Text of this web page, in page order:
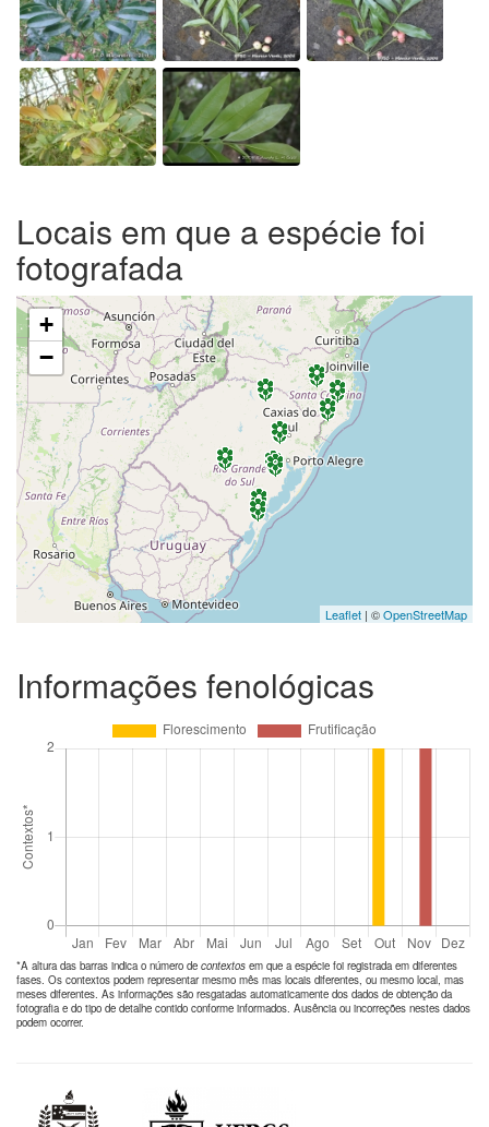
Locais em que a espécie foi
fotografada
+
−
Leaflet | ©OpenStreetMap
Informações fenológicas
*A altura das barras indica o número de contextos em que a espécie foi registrada em diferentes
fases. Os contextos podem representar mesmo mês mas locais diferentes, ou mesmo local, mas
meses diferentes. As informações são resgatadas automaticamente dos dados de obtenção da
fotografia e do tipo de detalhe contido conforme informados. Ausência ou incorreções nestes dados
podem ocorrer.